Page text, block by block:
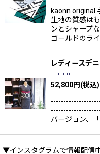
kaonn original
生地の質感は
ンとシャープ
ゴールドのラ
レディースデ
52,800円(税込)
バージョン、
▼インスタグラムで情報配信